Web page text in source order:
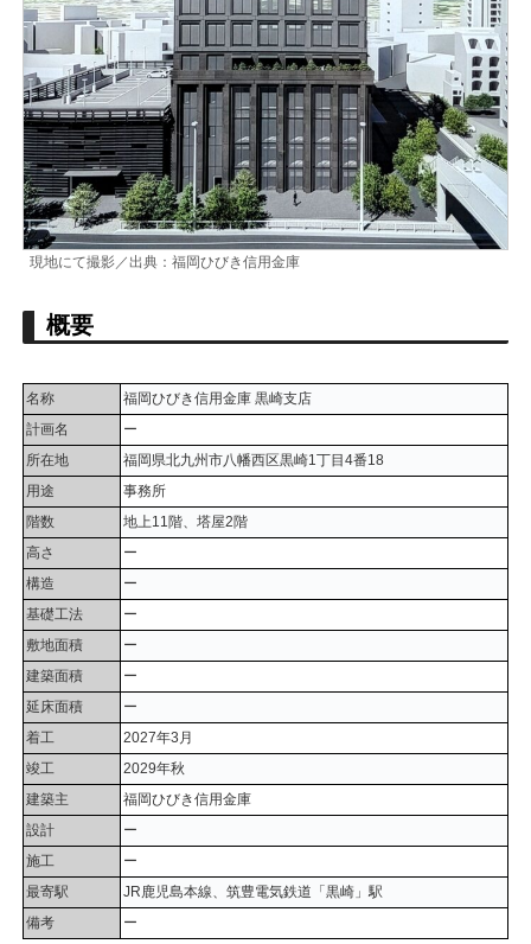
現地にて撮影／出典：福岡ひびき信用金庫
概要
名称
福岡ひびき信用金庫 黒崎支店
計画名
ー
所在地
福岡県北九州市八幡西区黒崎1丁目4番18
用途
事務所
階数
地上11階、塔屋2階
高さ
ー
構造
ー
基礎工法
ー
敷地面積
ー
建築面積
ー
延床面積
ー
着工
2027年3月
竣工
2029年秋
建築主
福岡ひびき信用金庫
設計
ー
施工
ー
最寄駅
JR鹿児島本線、筑豊電気鉄道「黒崎」駅
備考
ー